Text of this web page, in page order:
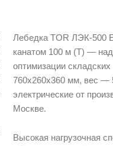
Лебедка TOR ЛЭК-500
канатом 100 м (T) —
оптимизации
760х260х360 мм, вес —
электрические от
Москве.
Высокая нагрузочная